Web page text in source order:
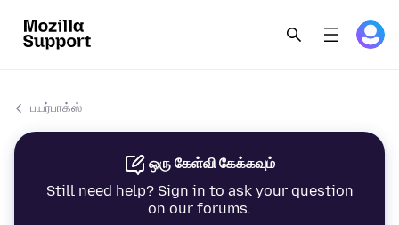
பயர்பாக்ஸ்
ஒரு கேள்வி கேக்கவும்
Still need help? Sign in to ask your question
on our forums.